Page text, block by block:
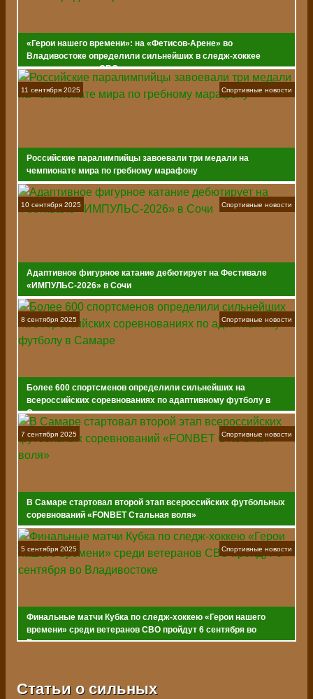
«Герои нашего времени»: на «Фетисов-Арене» во
Владивостоке определили сильнейших в следж-хоккее
среди ветеранов СВО
11 сентября 2025
Российские паралимпийцы завоевали три медали на
чемпионате мира по гребному марафону
Спортивные новости
10 сентября 2025
Адаптивное фигурное катание дебютирует на Фестивале
«ИМПУЛЬС-2026» в Сочи
Спортивные новости
8 сентября 2025
Более 600 спортсменов определили сильнейших на
всероссийских соревнованиях по адаптивному футболу в
Самаре
Спортивные новости
7 сентября 2025
В Самаре стартовал второй этап всероссийских футбольных
соревнований «FONBET Стальная воля»
Спортивные новости
5 сентября 2025
Финальные матчи Кубка по следж-хоккею «Герои нашего
времени» среди ветеранов СВО пройдут 6 сентября во
Владивостоке
Спортивные новости
Статьи о сильных